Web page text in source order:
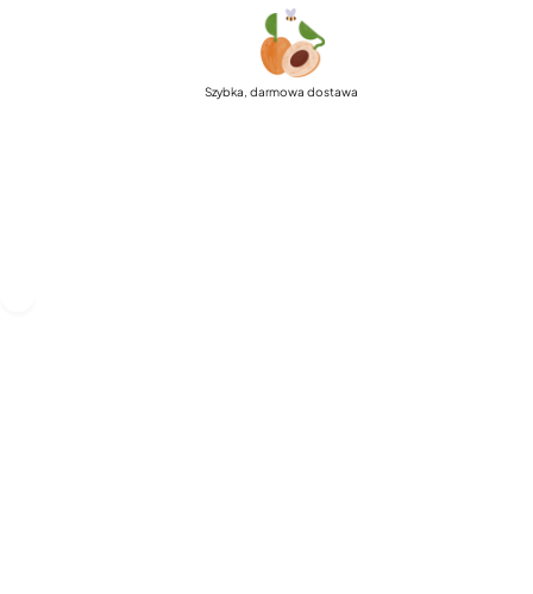
Szybka, darmowa dostawa